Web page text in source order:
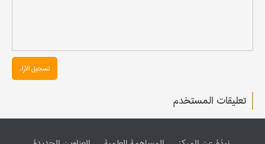
تسجیل الآراء
تعليقات المستخدم